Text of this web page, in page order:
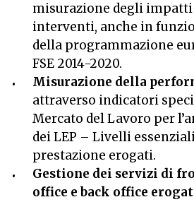
misurazione degli
interventi, anche in
della programmazione
FSE 2014-2020.
Misurazione della
attraverso indicatori
Mercato del Lavoro per
dei LEP – Livelli
prestazione erogati.
Gestione dei servizi di
office e back office